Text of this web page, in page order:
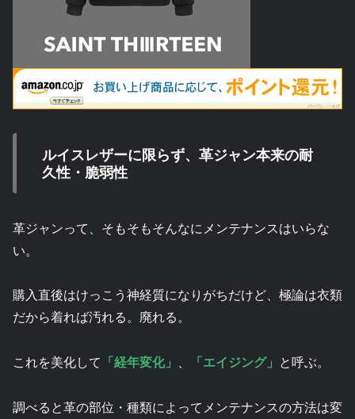
ルイスレザーに限らず、革ジャン本来の耐
久性・脆弱性
革ジャンって、そもそもそんなにメンテナンスはいらな
い。
購入直後はけっこう神経質になりがちだけど、極論は衣類
だから着れば汚れる。廃れる。
これを美化して 「経年変化」 、 「エイジング」 と呼ぶ。
調べると革の部位・種類によってメンテナンスの方法は変